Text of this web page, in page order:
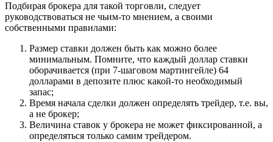
Подбирая брокера для такой торговли, следует
руководствоваться не чьим-то мнением, а своими
собственными правилами:
Размер ставки должен быть как можно более
минимальным. Помните, что каждый доллар ставки
оборачивается (при 7-шаговом мартингейле) 64
долларами в депозите плюс какой-то необходимый
запас;
Время начала сделки должен определять трейдер, т.е. вы,
а не брокер;
Величина ставок у брокера не может фиксированной, а
определяться только самим трейдером.